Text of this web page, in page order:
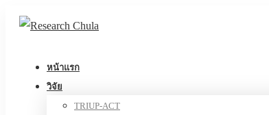
หน้าแรก
วิจัย
TRIUP-ACT